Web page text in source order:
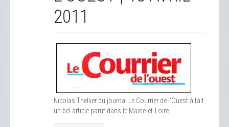
2011
Nicolas Thellier du journal Le Courrier de l'Ouest à fait
un bel article parut dans le Maine-et-Loire.